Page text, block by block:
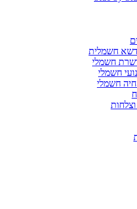
חשמלית
חשמלי
חשמלי
חיה חשמלי